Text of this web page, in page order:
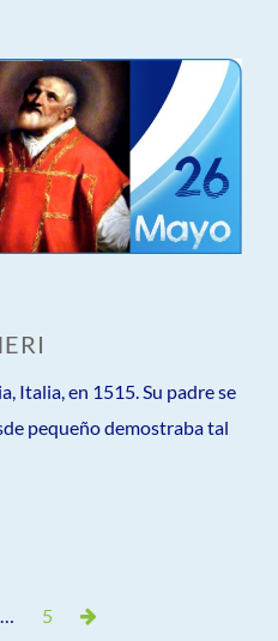
Italia, en 1515. Su padre se
pequeño demostraba tal
… Page
5
Next